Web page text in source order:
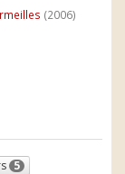
(2006)
5